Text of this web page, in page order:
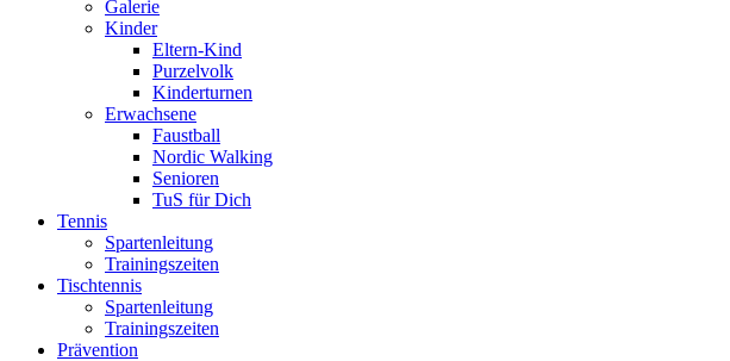
Galerie
Kinder
Eltern-Kind
Purzelvolk
Kinderturnen
Erwachsene
Faustball
Nordic Walking
Senioren
TuS für Dich
Tennis
Spartenleitung
Trainingszeiten
Tischtennis
Spartenleitung
Trainingszeiten
Prävention